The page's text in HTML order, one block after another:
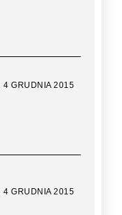
4 GRUDNIA 2015
4 GRUDNIA 2015